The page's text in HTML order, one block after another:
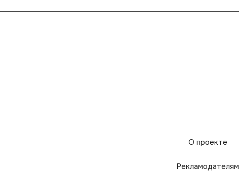
О проекте
Рекламодателям